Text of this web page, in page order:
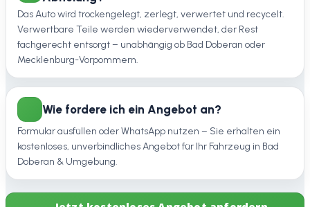
Das Auto wird trockengelegt, zerlegt, verwertet und recycelt.
Verwertbare Teile werden wiederverwendet, der Rest
fachgerecht entsorgt – unabhängig ob Bad Doberan oder
Mecklenburg-Vorpommern.
Wie fordere ich ein Angebot an?
Formular ausfüllen oder WhatsApp nutzen – Sie erhalten ein
kostenloses, unverbindliches Angebot für Ihr Fahrzeug in Bad
Doberan & Umgebung.